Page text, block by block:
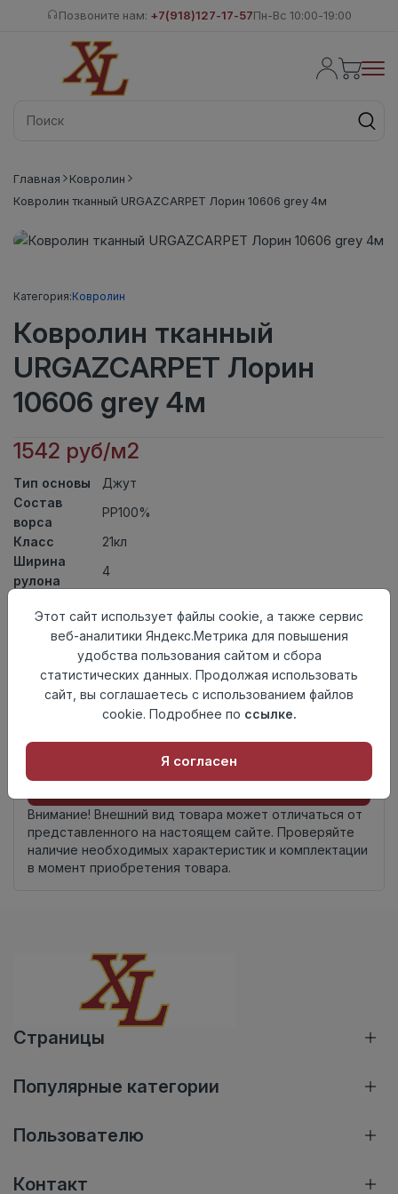
Позвоните нам: +7(918)127-17-57Пн-Вс 10:00-19:00
Главная
Ковролин
Ковролин тканный URGAZCARPET Лорин 10606 grey 4м
Категория:Ковролин
Ковролин тканный
URGAZCARPET Лорин
10606 grey 4м
1542 руб/м2
Тип основы
Джут
Состав
ворса
PP100%
Класс
21кл
Ширина
рулона
4
Вид
ковролина
Ковролин тканный
происхождения
23.0 пог. м
Добавить в корзину
Внимание! Внешний вид товара может отличаться от
представленного на настоящем сайте. Проверяйте
наличие необходимых характеристик и комплектации
в момент приобретения товара.
Страницы
Популярные категории
Пользователю
Контакт
Этот сайт использует файлы cookie, а также сервис
веб-аналитики Яндекс.Метрика для повышения
удобства пользования сайтом и сбора
статистических данных. Продолжая использовать
сайт, вы соглашаетесь с использованием файлов
cookie. Подробнее по ссылке.
Я согласен